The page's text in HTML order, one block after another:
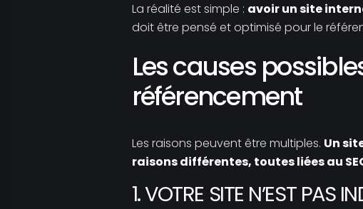
La réalité est simple : avoir un site
doit être pensé et optimisé pour le
Les causes
référencement
Les raisons peuvent être multiples. Un
raisons différentes, toutes liées au
1. VOTRE SITE N’EST PAS